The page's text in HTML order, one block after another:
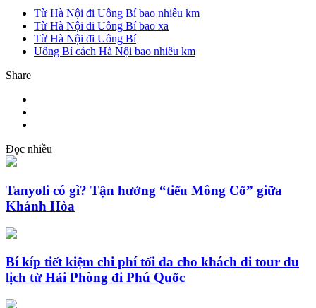
Từ Hà Nội đi Uông Bí bao nhiêu km
Từ Hà Nội đi Uông Bí bao xa
Từ Hà Nội đi Uông Bí
Uông Bí cách Hà Nội bao nhiêu km
Share
Đọc nhiều
Tanyoli có gì? Tận hưởng “tiểu Mông Cổ” giữa
Khánh Hòa
Bí kíp tiết kiệm chi phí tối đa cho khách đi tour du
lịch từ Hải Phòng đi Phú Quốc